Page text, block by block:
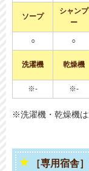
ソープ
シャンプ
ー
○ ○
洗濯機 乾燥機
※- ※-
※洗濯機・乾燥機は
［専用宿舎